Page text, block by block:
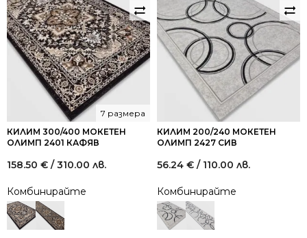
КИЛИМ 300/400 МОКЕТЕН
ОЛИМП 2401 КАФЯВ
7 размера
158.50 € / 310.00 лв.
Комбинирайте
КИЛИМ 200/240 МОКЕТЕН
ОЛИМП 2427 СИВ
56.24 € / 110.00 лв.
Комбинирайте